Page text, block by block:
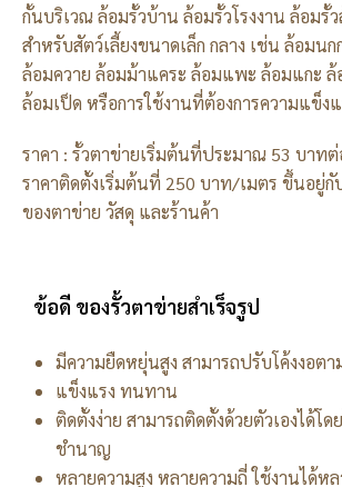
กั้นบริเวณ ล้อมรั้วบ้าน ล้อมรั้วโรงงาน ล้อมรั้
สำหรับสัตว์เลี้ยงขนาดเล็ก กลาง เช่น ล้อมนก
ล้อมควาย ล้อมม้าแคระ ล้อมแพะ ล้อมแกะ
ล้อมเป็ด หรือการใช้งานที่ต้องการความแข็งแ
ราคา : รั้วตาข่ายเริ่มต้นที่ประมาณ 53 บาท
ราคาติดตั้งเริ่มต้นที่ 250 บาท/เมตร ขึ้นอยู่กั
ของตาข่าย วัสดุ และร้านค้า
ข้อดี ของรั้วตาข่ายสำเร็จรูป
มีความยืดหยุ่นสูง สามารถปรับโค้งงอต
แข็งแรง ทนทาน
ติดตั้งง่าย สามารถติดตั้งด้วยตัวเองได้โด
ชำนาญ
หลายความสูง หลายความถี่ ใช้งานได้ห